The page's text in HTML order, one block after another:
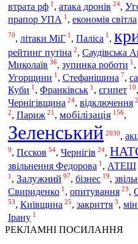
втрата рф 1 , атака дронів 24,
прапор УПА 1 , економія світла
70, літаки МіГ 1 , Паліса 1 ,
рейтинг путіна 2, Саудівська
Миколаїв 36, зупинка роботи 1 ,
Угорщини 1 , Стефанішина 7,
Куби 1, Франківськ 1, єгипет 10,
Чернігівщина 24, відключення
2, Париж 21 , мобілізація 156,
Зеленський 2030,
9, Пєсков 54, Чернігів 24,
звільнення Федорова 1, АТЕШ
1 , Залужний 97, бізнес 19,
Свириденко 1 , опитування 23,
53, Київщина 25, закриття 3,
Ірану 1
РЕКЛАМНІ ПОСИЛАННЯ